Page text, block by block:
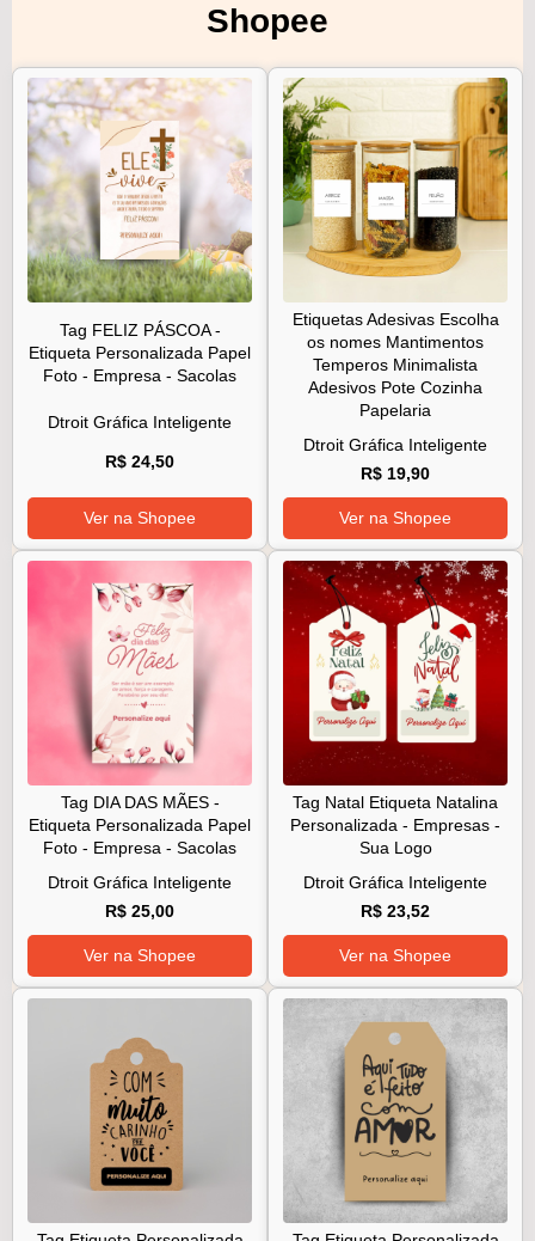
Shopee
Tag FELIZ PÁSCOA -
Etiqueta Personalizada Papel
Foto - Empresa - Sacolas
Dtroit Gráfica Inteligente
R$ 24,50
Ver na Shopee
Etiquetas Adesivas Escolha
os nomes Mantimentos
Temperos Minimalista
Adesivos Pote Cozinha
Papelaria
Dtroit Gráfica Inteligente
R$ 19,90
Ver na Shopee
Tag DIA DAS MÃES -
Etiqueta Personalizada Papel
Foto - Empresa - Sacolas
Dtroit Gráfica Inteligente
R$ 25,00
Ver na Shopee
Tag Natal Etiqueta Natalina
Personalizada - Empresas -
Sua Logo
Dtroit Gráfica Inteligente
R$ 23,52
Ver na Shopee